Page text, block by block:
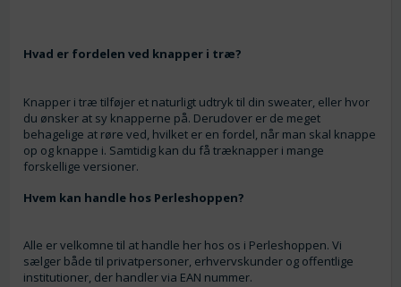
Hvad er fordelen ved knapper i træ?
Knapper i træ tilføjer et naturligt udtryk til din sweater, eller hvor
du ønsker at sy knapperne på. Derudover er de meget
behagelige at røre ved, hvilket er en fordel, når man skal knappe
op og knappe i. Samtidig kan du få træknapper i mange
forskellige versioner.
Hvem kan handle hos Perleshoppen?
Alle er velkomne til at handle her hos os i Perleshoppen. Vi
sælger både til privatpersoner, erhvervskunder og offentlige
institutioner, der handler via EAN nummer.